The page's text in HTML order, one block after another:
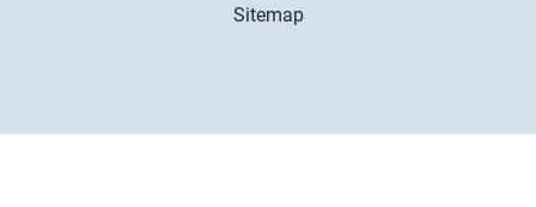
Sitemap